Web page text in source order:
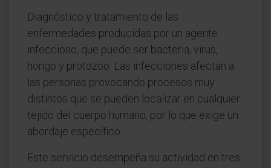
Diagnóstico y tratamiento de las
enfermedades producidas por un agente
infeccioso, que puede ser bacteria, virus,
hongo y protozoo. Las infecciones afectan a
las personas provocando procesos muy
distintos que se pueden localizar en cualquier
tejido del cuerpo humano, por lo que exige un
abordaje específico.
Este servicio desempeña su actividad en tres